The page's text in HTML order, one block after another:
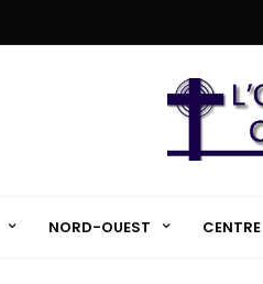
NORD-OUEST CENTRE